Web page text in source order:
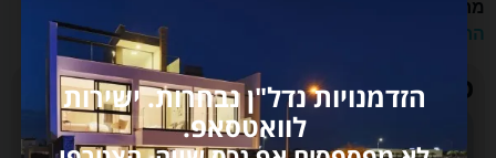
מחפשים
החכם
שלנו יוכל לעזור לכם למקד את החיפוש שלכם!
כתבות שתרצו לקרוא
הזדמנויות נדל"ן נבחרות. ישירות
לוואטסאפ.